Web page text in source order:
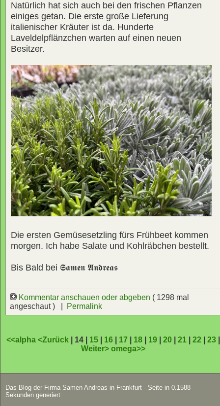
Natürlich hat sich auch bei den frischen Pflanzen
einiges getan. Die erste große Lieferung
italienischer Kräuter ist da. Hunderte
Laveldelpflänzchen warten auf einen neuen
Besitzer.
Die ersten Gemüsesetzling fürs Frühbeet kommen
morgen. Ich habe Salate und Kohlräbchen bestellt.
Bis Bald bei 𝕾𝖆𝖒𝖊𝖓 𝕬𝖓𝖉𝖗𝖊𝖆𝖘
Kommentar anschauen oder abgeben ( 1298 mal
angeschaut ) |
Permalink
<<alpha<Zurück | 14 | 15 16 17 18 19 |20 |21 |22 |23
Weiter>omega>>
Das Blog der Firma Samen Andreas in Frankfurt - Seite in 0.1588
Sekunden generiert